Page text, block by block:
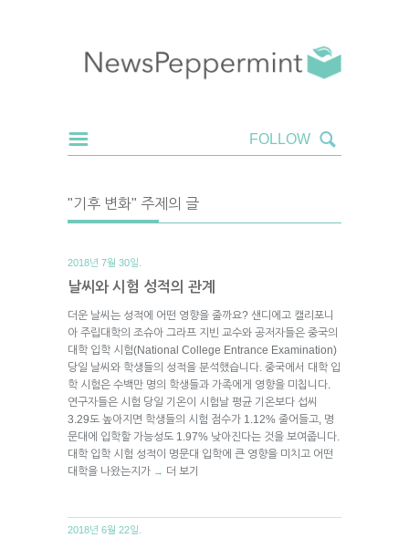
"기후 변화" 주제의 글
2018년 7월 30일.
날씨와 시험 성적의 관계
더운 날씨는 성적에 어떤 영향을 줄까요? 샌디에고 캘리포니
아 주립대학의 조슈아 그라프 지빈 교수와 공저자들은 중국의
대학 입학 시험(National College Entrance Examination)
당일 날씨와 학생들의 성적을 분석했습니다. 중국에서 대학 입
학 시험은 수백만 명의 학생들과 가족에게 영향을 미칩니다.
연구자들은 시험 당일 기온이 시험날 평균 기온보다 섭씨
3.29도 높아지면 학생들의 시험 점수가 1.12% 줄어들고, 명
문대에 입학할 가능성도 1.97% 낮아진다는 것을 보여줍니다.
대학 입학 시험 성적이 명문대 입학에 큰 영향을 미치고 어떤
대학을 나왔는지가 → 더 보기
2018년 6월 22일.